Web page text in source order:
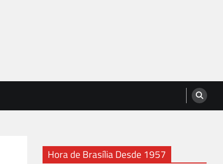
Hora de Brasília Desde 1957